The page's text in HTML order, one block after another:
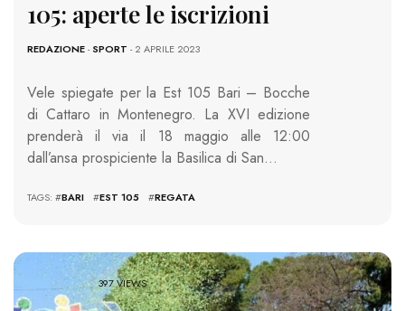
105: aperte le iscrizioni
REDAZIONE-SPORT - 2 APRILE 2023
Vele spiegate per la Est 105 Bari – Bocche
di Cattaro in Montenegro. La XVI edizione
prenderà il via il 18 maggio alle 12:00
dall’ansa prospiciente la Basilica di San…
TAGS: #BARI #EST 105 #REGATA
397 VIEWS